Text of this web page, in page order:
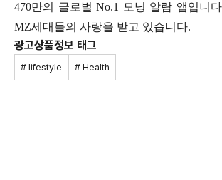
470만의 글로벌 No.1 모닝 알람 앱입니
MZ세대들의 사랑을 받고 있습니다.
광고상품정보 태그
# lifestyle # Health